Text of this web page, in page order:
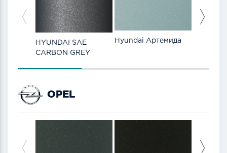
HYUNDAI SAE
CARBON GREY
Hyundai Артемида
OPEL